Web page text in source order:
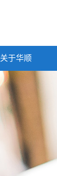
关于华顺